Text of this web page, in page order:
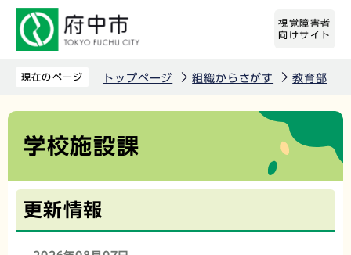
の
視覚障害者
向けサイト
現在のページ トップページ 組織からさがす 教育部
本
学校施設課
更新情報